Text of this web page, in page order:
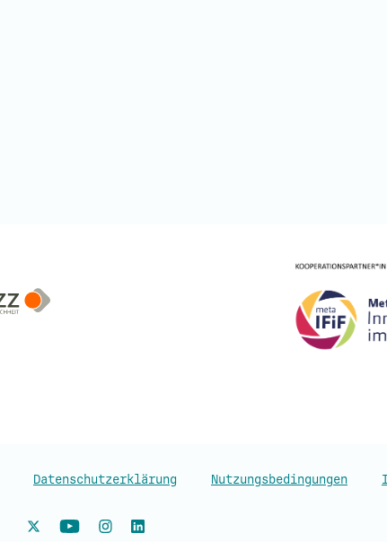
Datenschutzerklärung Nutzungsbedingungen